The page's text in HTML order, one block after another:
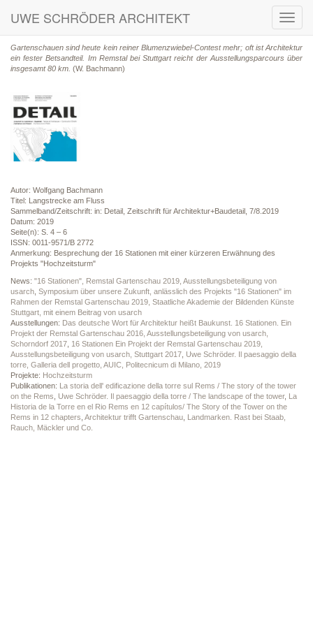
UWE SCHRÖDER ARCHITEKT
Gartenschauen sind heute kein reiner Blumenzwiebel-Contest mehr; oft ist Architektur
ein fester Betsandteil. Im Remstal bei Stuttgart reicht der Ausstellungsparcours über
insgesamt 80 km. (W. Bachmann)
Autor: Wolfgang Bachmann
Titel: Langstrecke am Fluss
Sammelband/Zeitschrift: in: Detail, Zeitschrift für Architektur+Baudetail, 7/8.2019
Datum: 2019
Seite(n): S. 4 – 6
ISSN: 0011-9571/B 2772
Anmerkung: Besprechung der 16 Stationen mit einer kürzeren Erwähnung des
Projekts "Hochzeitsturm"
News: "16 Stationen", Remstal Gartenschau 2019, Ausstellungsbeteiligung von
usarch Symposium über unsere Zukunft, anlässlich des Projekts "16 Stationen" im
Rahmen der Remstal Gartenschau 2019, Staatliche Akademie der Bildenden Künste
Stuttgart, mit einem Beitrag von usarch
Ausstellungen: Das deutsche Wort für Architektur heißt Baukunst. 16 Stationen. Ein
Projekt der Remstal Gartenschau 2016, Ausstellungsbeteiligung von usarch,
Schorndorf 2017 16 Stationen Ein Projekt der Remstal Gartenschau 2019,
Ausstellungsbeteiligung von usarch, Stuttgart 2017 Uwe Schröder. Il paesaggio della
torre, Galleria dell progetto, AUIC, Politecnicum di Milano, 2019
Projekte: Hochzeitsturm
Publikationen: La storia dell' edificazione della torre sul Rems / The story of the tower
on the Rems
Uwe Schröder. Il paesaggio della torre / The landscape of the tower, La
Historia de la Torre en el Rio Rems en 12 capítulos/ The Story of the Tower on the
Rems in 12 chapters Architektur trifft Gartenschau Landmarken. Rast bei Staab,
Rauch, Mäckler und Co.